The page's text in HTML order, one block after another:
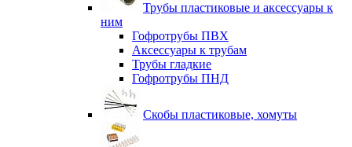
Трубы пластиковые и аксессуары к
ним
Гофротрубы ПВХ
Аксессуары к трубам
Трубы гладкие
Гофротрубы ПНД
Скобы пластиковые, хомуты